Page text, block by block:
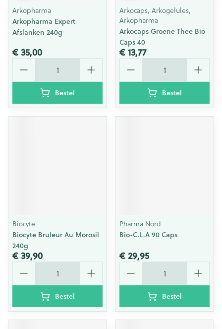
Arkopharma
Arkopharma Expert
Afslanken 240g
€ 35,00
Aantal
Bestel
Arkocaps, Arkogelules,
Arkopharma
Arkocaps Groene Thee Bio
Caps 40
€ 13,77
Aantal
Bestel
Biocyte
Biocyte Bruleur Au Morosil
240g
€ 39,90
Aantal
Bestel
Pharma Nord
Bio-C.L.A 90 Caps
€ 29,95
Aantal
Bestel